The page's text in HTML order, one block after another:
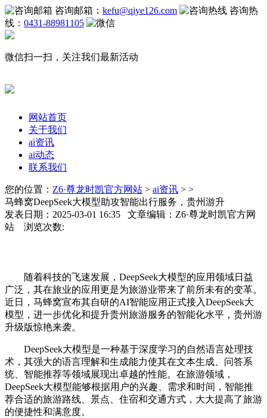
咨询邮箱： kefu@qiye126.com
咨询热
线： 0431-88981105
微信扫一扫，关注我们最新活动
网站首页
关于我们
ai资讯
ai动态
联系我们
您的位置： Z6·尊龙时凯官方网站 > ai资讯 > >
马蜂窝DeepSeek大模型助攻智能出行服务，贵州游升
发表日期：2025-03-01 16:35 文章编辑：Z6·尊龙时凯官方网
站 浏览次数:
随着科技的飞速发展，DeepSeek大模型的应用领域日益
广泛，其在旅业的应用更是为旅游业带来了前所未有的变革。
近日，马蜂窝宣布其自研的AI智能应用正式接入DeepSeek大
模型，进一步优化和提升贵州旅游服务的智能化水平，贵州游
升级版惊艳来袭。
DeepSeek大模型是一种基于深度学习的自然语言处理技
术，其强大的语言理解和生成能力使其在文本生成、问答系
统、智能推荐等领域展现出卓越的性能。在旅游领域，
DeepSeek大模型能够根据用户的兴趣、需求和时间，智能推
荐合适的旅游路线、景点、住宿和交通方式，大大提高了旅游
的便捷性和满意度。